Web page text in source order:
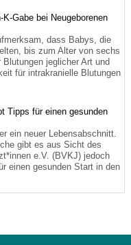
Gabe bei Neugeborenen
dass Babys, die
bis zum Alter von sechs
jeglicher Art und
für intrakranielle Blutungen
Tipps für einen gesunden
ein neuer Lebensabschnitt.
gibt es aus Sicht des
e.V. (BVKJ) jedoch
einen gesunden Start in den